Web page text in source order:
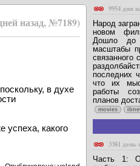
назад, №7189)
в духе
успеха, какого
9954 дня
Народ
новом
Дошло до
масштабы
связанного
последних
что их
работы
планов
movies
3381 день
Часть 1: